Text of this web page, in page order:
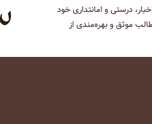
درستی و امانتداری خود
موثق و بهره‌مندی از